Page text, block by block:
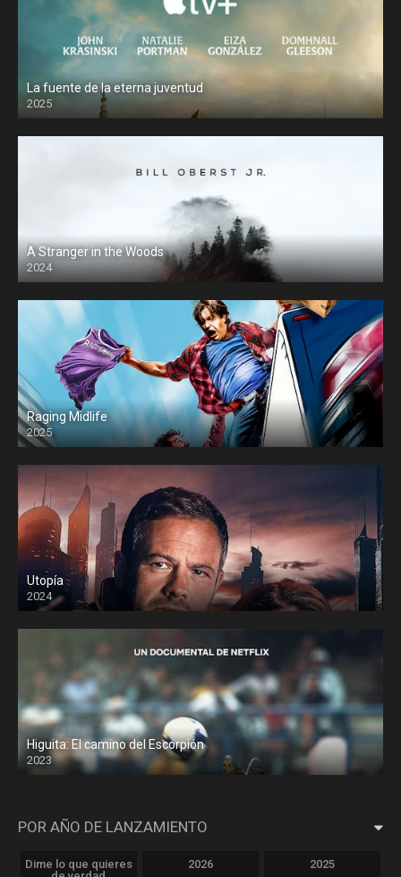
La fuente de la eterna juventud
2025
A Stranger in the Woods
2024
Raging Midlife
2025
Utopía
2024
Higuita: El camino del Escorpión
2023
POR AÑO DE LANZAMIENTO
Dime lo que quieres
2026 2025